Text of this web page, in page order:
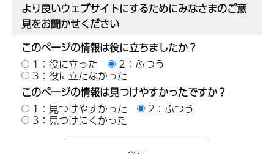
より良いウェブサイトにするためにみなさまのご意
見をお聞かせください
このページの情報は役に立ちましたか？
1：役に立った
2：ふつう
3：役に立たなかった
このページの情報は見つけやすかったですか？
1：見つけやすかった
2：ふつう
3：見つけにくかった